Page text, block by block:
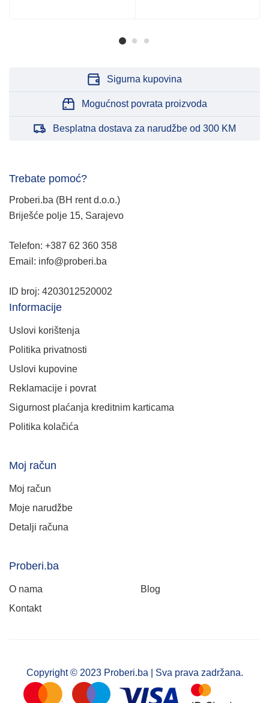
Sigurna kupovina
Mogućnost povrata proizvoda
Besplatna dostava za narudžbe od 300 KM
Trebate pomoć?
Proberi.ba (BH rent d.o.o.)
Briješće polje 15, Sarajevo
Telefon: +387 62 360 358
Email: info@proberi.ba
ID broj: 4203012520002
Informacije
Uslovi korištenja
Politika privatnosti
Uslovi kupovine
Reklamacije i povrat
Sigurnost plaćanja kreditnim karticama
Politika kolačića
Moj račun
Moj račun
Moje narudžbe
Detalji računa
Proberi.ba
O nama
Blog
Kontakt
Copyright © 2023 Proberi.ba | Sva prava zadržana.